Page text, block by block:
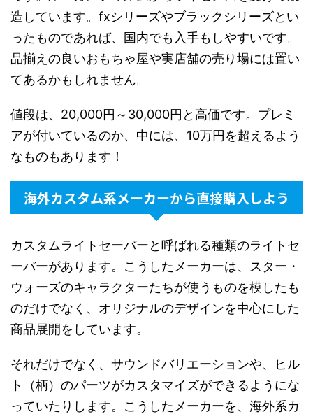
造しています。fxシリーズやブラックシリーズとい
ったものであれば、国内でも入手もしやすいです。
品揃えの良いおもちゃ屋や実店舗の売り場には置い
てあるかもしれません。
値段は、20,000円～30,000円と高価です。プレミ
アが付いているのか、中には、10万円を超えるよう
なものもあります！
海外カスタム系メーカーから直接購入しよう
カスタムライトセーバーと呼ばれる種類のライトセ
ーバーがあります。こうしたメーカーは、スター・
ウォーズのキャラクターたちが使うものを模したも
のだけでなく、オリジナルのデザインを中心にした
商品展開をしています。
それだけでなく、サウンドバリエーションや、ヒル
ト（柄）のパーツがカスタマイズができるようにな
っていたりします。こうしたメーカーを、海外系カ